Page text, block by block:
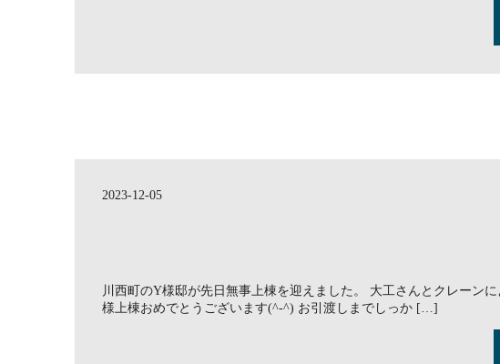
2023-12-05
川西町のY様邸が先日無事上棟を迎えました。 大工さんとクレーン
様上棟おめでとうございます(^-^) お引渡しまでしっか […]